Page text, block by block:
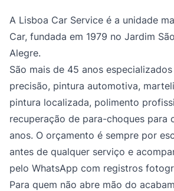
A Lisboa Car Service é a unidade
Car, fundada em 1979 no Jardim
Alegre.
São mais de 45 anos
precisão, pintura automotiva,
pintura localizada, polimento
recuperação de para-choques para
anos. O orçamento é sempre por
antes de qualquer serviço e
pelo WhatsApp com registros
Para quem não abre mão do